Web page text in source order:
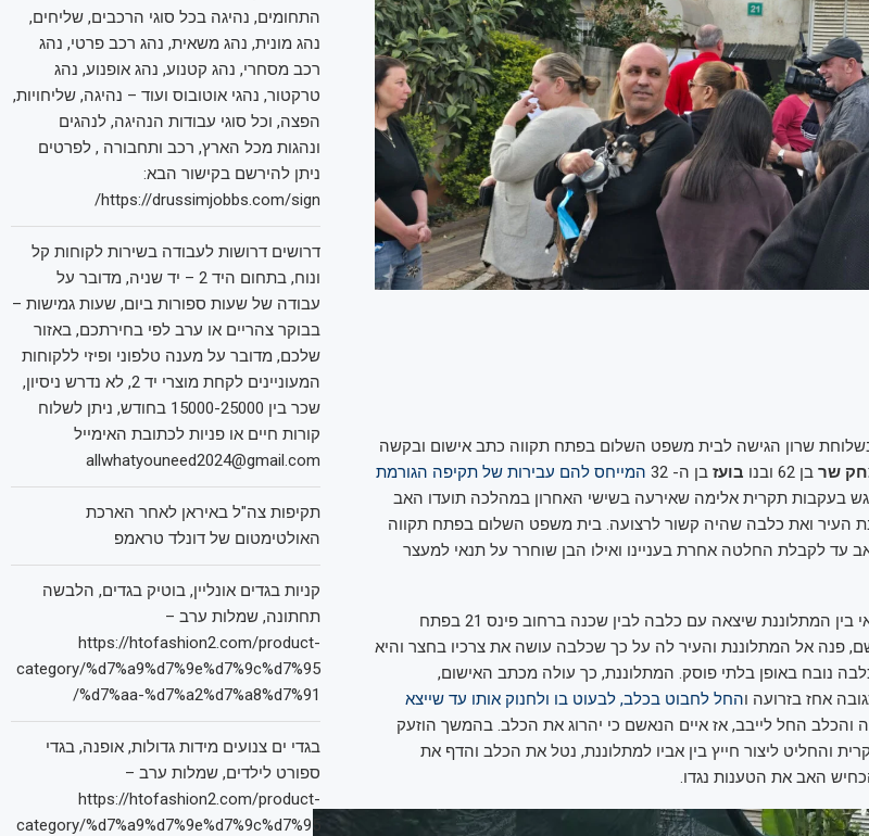
שרון הגישה לבית משפט השלום בפתח תקווה כתב אישום ובקשה
שרבן 62 ובנו בועזבן ה- 32
המייחס להם עבירות של תקיפה הגורמת
בעקבות תקרית אלימה שאירעה בשישי האחרון במהלכה תועדו האב
העיר ואת כלבה שהיה קשור לרצועה. בית משפט השלום בפתח תקווה
עד לקבלת החלטה אחרת בעניינו ואילו הבן שוחרר על תנאי למעצר
תחילתו של האירוע במפגש אקראי בין המתלוננת שיצאה עם כלבה לבין שכנה ברחוב פינס 21 בפתח
פנה אל המתלוננת והעיר לה על כך שכלבה עושה את צרכיו בחצר והיא
נובח באופן בלתי פוסק. המתלוננת, כך עולה מכתב האישום,
אחז בזרועה והחל לחבוט בכלב, לבעוט בו ולחנוק אותו עד שייצא
והכלב החל לייבב, אז איים הנאשם כי יהרוג את הכלב. בהמשך הוזעק
והחליט ליצור חייץ בין אביו למתלוננת, נטל את הכלב והדף את
האב את הטענות נגדו.
התחומים, נהיגה בכל סוגי הרכבים, שליחים,
נהג מונית, נהג משאית, נהג רכב פרטי, נהג
רכב מסחרי, נהג קטנוע, נהג אופנוע, נהג
טרקטור, נהגי אוטובוס ועוד – נהיגה, שליחויות,
הפצה, וכל סוגי עבודות הנהיגה, לנהגים
ונהגות מכל הארץ, רכב ותחבורה , לפרטים
ניתן להירשם בקישור הבא:
https://drussimjobbs.com/sign/
דרושים דרושות לעבודה בשירות לקוחות קל
ונוח, בתחום היד 2 – יד שניה, מדובר על
עבודה של שעות ספורות ביום, שעות גמישות –
בבוקר צהריים או ערב לפי בחירתכם, באזור
שלכם, מדובר על מענה טלפוני ופיזי ללקוחות
המעוניינים לקחת מוצרי יד 2, לא נדרש ניסיון,
שכר בין 15000-25000 בחודש, ניתן לשלוח
קורות חיים או פניות לכתובת האימייל
allwhatyouneed2024@gmail.com
תקיפות צה"ל באיראן לאחר הארכת
האולטימטום של דונלד טראמפ
קניות בגדים אונליין, בוטיק בגדים, הלבשה
תחתונה, שמלות ערב –
https://htofashion2.com/product-
category/%d7%a9%d7%9e%d7%9c%d7%95
%d7%aa-%d7%a2%d7%a8%d7%91/
בגדי ים צנועים מידות גדולות, אופנה, בגדי
ספורט לילדים, שמלות ערב –
https://htofashion2.com/product-
category/%d7%a9%d7%9e%d7%9c%d7%95